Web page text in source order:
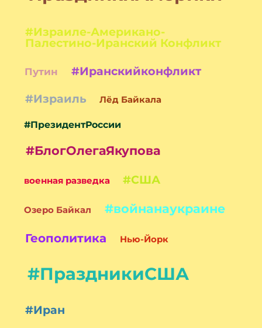
#Израиле-Американо-
Палестино-Иранский Конфликт
Путин
#Иранскийконфликт
#Израиль
Лёд Байкала
#ПрезидентРоссии
#БлогОлегаЯкупова
военная разведка #США
Озеро Байкал #войнанаукраине
Геополитика Нью-Йорк
#ПраздникиСША
#Иран